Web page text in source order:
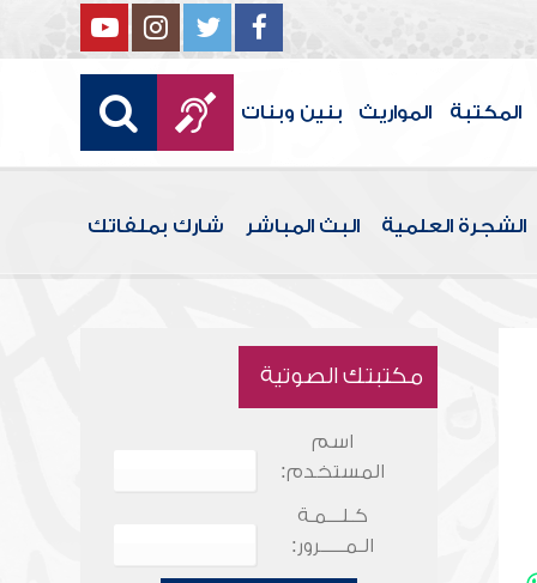
المكتبة المواريث بنين وبنات
الشجرة العلمية البث المباشر شارك بملفاتك
مكتبتك الصوتية
اسم
المستخدم:
كـلـــمـة
الـمـــــرور: